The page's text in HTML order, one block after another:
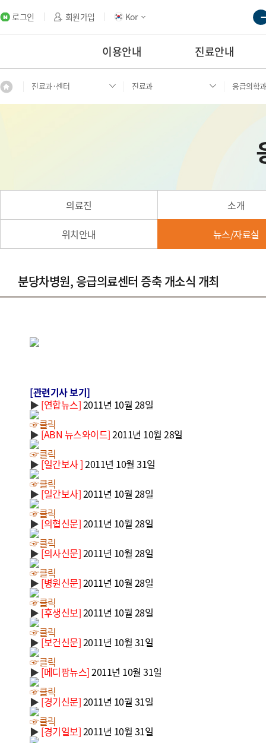
로그인 회원가입 Kor
이용안내 진료안내
진료과·센터 진료과 응급의학과
의료진 소개
위치안내 뉴스/자료실
분당차병원, 응급의료센터 증축 개소식 개최
[관련기사 보기]
▶ [연합뉴스]2011년 10월 28일
☞클릭
▶ [ABN 뉴스와이드]2011년 10월 28일
☞클릭
▶ [일간보사 ]2011년 10월 31일
☞클릭
▶ [일간보사]2011년 10월 28일
☞클릭
▶ [의협신문]2011년 10월 28일
☞클릭
▶ [의사신문]2011년 10월 28일
☞클릭
▶ [병원신문]2011년 10월 28일
☞클릭
▶ [후생신보]2011년 10월 28일
☞클릭
▶ [보건신문]2011년 10월 31일
☞클릭
▶ [메디팜뉴스]2011년 10월 31일
☞클릭
▶ [경기신문]2011년 10월 31일
☞클릭
▶ [경기일보]2011년 10월 31일